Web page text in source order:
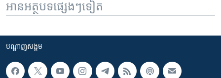
អានអត្ថបទផ្សេងៗទៀត
បណ្តាញ​សង្គម